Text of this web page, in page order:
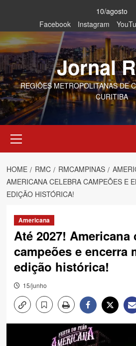
content
10/agosto
Facebook
Instagram
Jornal
REGIÕES METROPOLITANAS DE
CURITIBA
Menu
HOME RMC RMCAMPINAS
AMERICANA CELEBRA CAMPEÕES E
EDIÇÃO HISTÓRICA!
Americana
Até 2027! Americana
campeões e encerra
edição histórica!
15/junho